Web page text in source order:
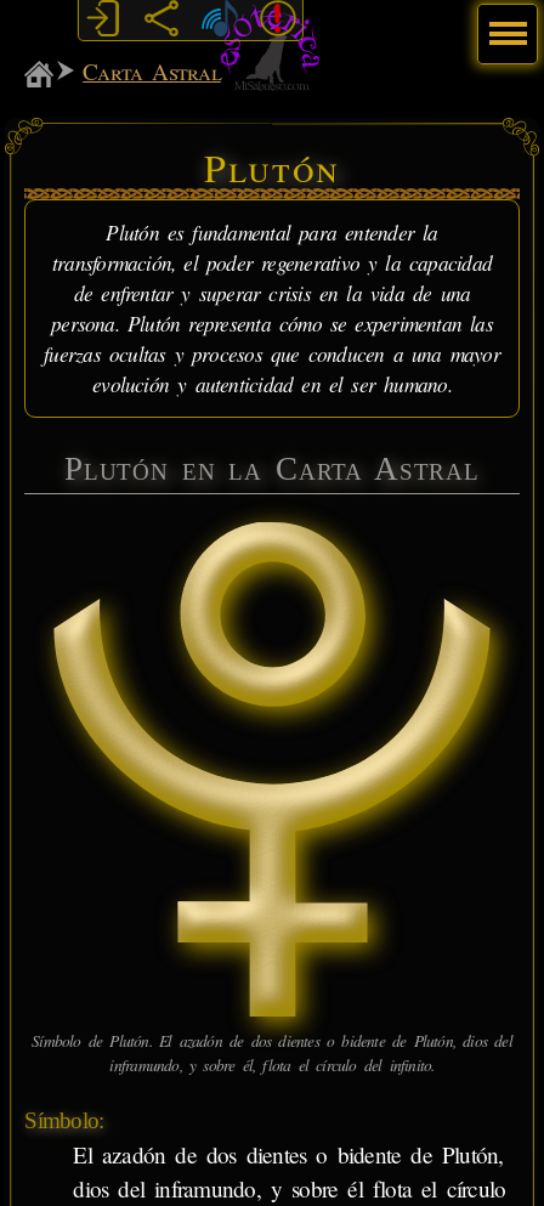
MiSabueso
Carta Astral
Plutón
Plutón es fundamental para entender la
transformación, el poder regenerativo y la capacidad
de enfrentar y superar crisis en la vida de una
persona. Plutón representa cómo se experimentan las
fuerzas ocultas y procesos que conducen a una mayor
evolución y autenticidad en el ser humano.
Plutón en la Carta Astral
Símbolo de Plutón. El azadón de dos dientes o bidente de Plutón, dios del
inframundo, y sobre él, flota el círculo del infinito.
Símbolo:
El azadón de dos dientes o bidente de Plutón,
dios del inframundo, y sobre él flota el círculo
Menú